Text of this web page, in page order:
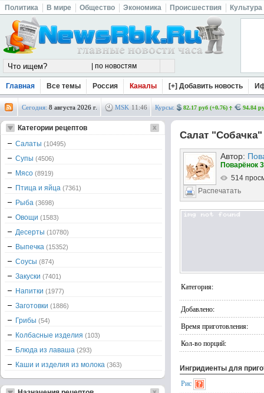
Политика В мире Общество Экономика Происшествия Культура
Главная Все темы Россия Каналы [+] Добавить новость
Сегодня: 8 августа 2026 г. MSK 11 :46 Курсы: 82.17 руб (+0.76) 94.84
Салат
Автор:
Поварёнок
514
Распечатать
Категория:
Добавлено:
Время приготовления:
Кол-во порций:
Ингридиенты для
Рис
Категории рецептов
Салаты (10495)
Супы (4506)
Мясо (8919)
Птица и яйца (7361)
Рыба (3698)
Овощи (1583)
Десерты (10780)
Выпечка (15352)
Соусы (874)
Закуски (7401)
Напитки (1977)
Заготовки (1886)
Грибы (54)
Колбасные изделия (103)
Блюда из лаваша (293)
Каши и изделия из молока (363)